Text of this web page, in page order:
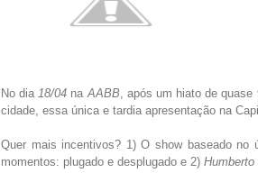
No dia 18/04 na AABB, após um hiato de
cidade, essa única e tardia apresentação na
Quer mais incentivos? 1) O show baseado no
momentos: plugado e desplugado e 2) Humberto